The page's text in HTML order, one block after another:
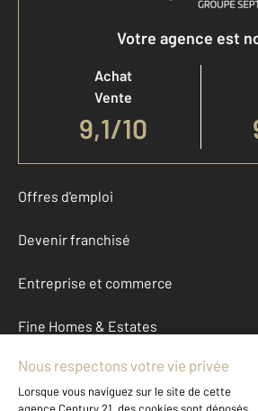
Votre agence est
Achat
Vente
9,1/10
Offres d'emploi
Devenir franchisé
Entreprise et commerce
Fine Homes & Estates
À propos